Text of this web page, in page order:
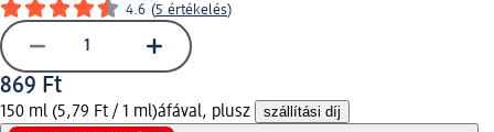
4.6 (5 értékelés)
869 Ft
150 ml (5,79 Ft / 1 ml)áfával, plusz szállítási díj